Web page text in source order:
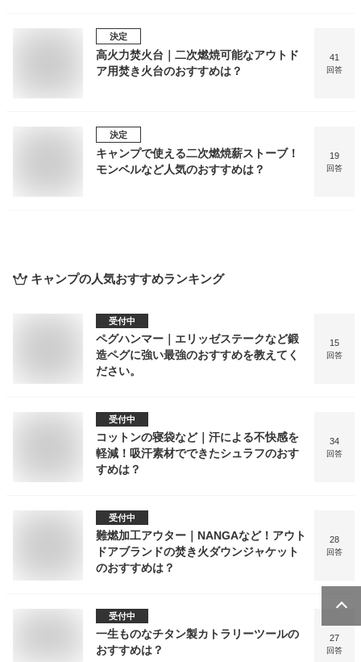
決定
高火力焚火台｜二次燃焼可能なアウトド
ア用焚き火台のおすすめは？
41
回答
決定
キャンプで使える二次燃焼薪ストーブ！
モンベルなど人気のおすすめは？
19
回答
キャンプの人気おすすめランキング
受付中
ペグハンマー｜エリッゼステークなど鍛
造ペグに強い最強のおすすめを教えてく
ださい。
15
回答
受付中
コットンの寝袋など｜汗による不快感を
軽減！吸汗素材でできたシュラフのおす
すめは？
34
回答
受付中
難燃加工アウター｜NANGAなど！アウト
ドアブランドの焚き火ダウンジャケット
のおすすめは？
28
回答
受付中
一生ものなチタン製カトラリーツールの
おすすめは？
27
回答